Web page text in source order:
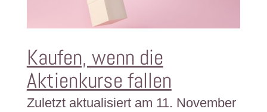
Kaufen, wenn die
Aktienkurse fallen
Zuletzt aktualisiert am 11. November